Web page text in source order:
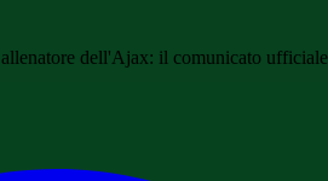
dell'Ajax: il comunicato ufficiale